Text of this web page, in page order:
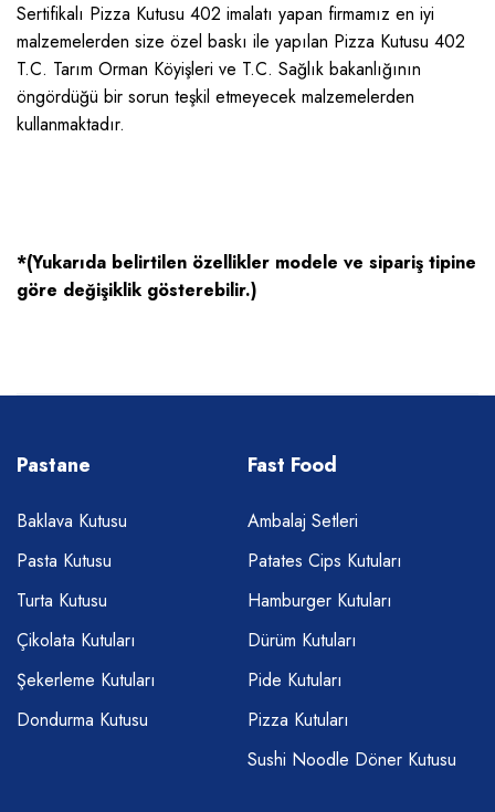
Sertifikalı Pizza Kutusu 402 imalatı yapan firmamız en iyi
malzemelerden size özel baskı ile yapılan Pizza Kutusu 402
T.C. Tarım Orman Köyişleri ve T.C. Sağlık bakanlığının
öngördüğü bir sorun teşkil etmeyecek malzemelerden
kullanmaktadır.
*(Yukarıda belirtilen özellikler modele ve sipariş tipine
göre değişiklik gösterebilir.)
Pastane
Baklava Kutusu
Pasta Kutusu
Turta Kutusu
Çikolata Kutuları
Şekerleme Kutuları
Dondurma Kutusu
Fast Food
Ambalaj Setleri
Patates Cips Kutuları
Hamburger Kutuları
Dürüm Kutuları
Pide Kutuları
Pizza Kutuları
Sushi Noodle Döner Kutusu